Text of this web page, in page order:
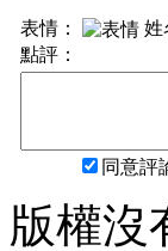
表情： 姓
點評：
同意評
版權沒